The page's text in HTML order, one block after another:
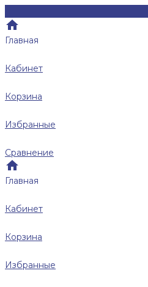
Главная
Кабинет
Корзина
Избранные
Сравнение
Главная
Кабинет
Корзина
Избранные